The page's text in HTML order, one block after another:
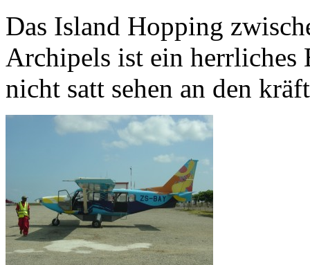
Das Island Hopping
Archipels ist ein herrliches
nicht satt sehen an den